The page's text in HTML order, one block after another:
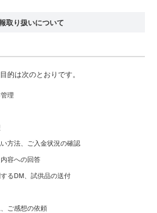
取り扱いについて
的は次のとおりです。
理
方法、ご入金状況の確認
容への回答
るDM、試供品の送付
ご感想の依頼